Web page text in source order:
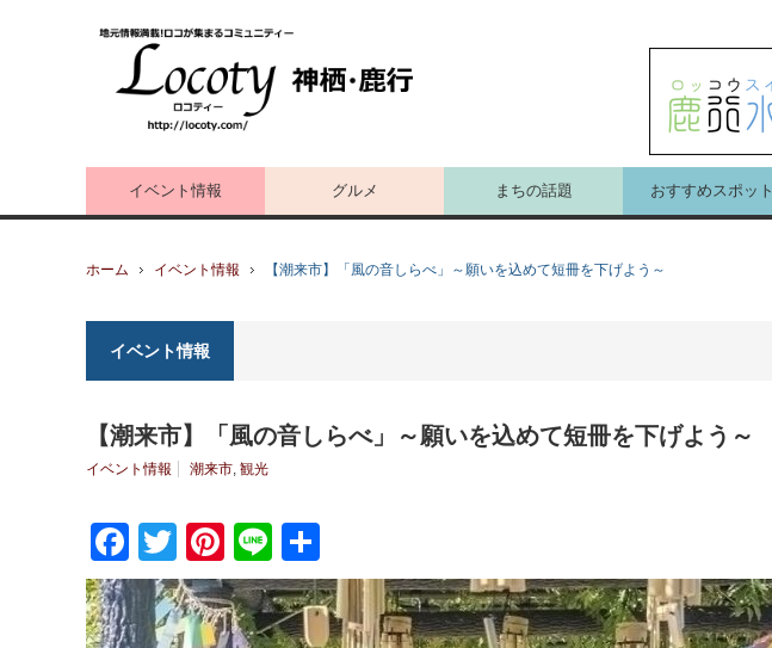
イベント情報 グルメ まちの話題 おすすめスポット
ホーム イベント情報 【潮来市】「風の音しらべ」～願いを込めて短冊を下げよう～
イベント情報
【潮来市】「風の音しらべ」～願いを込めて短冊を下げよう～
イベント情報 潮来市, 観光
Facebook
TwitterPinterest
Line
有